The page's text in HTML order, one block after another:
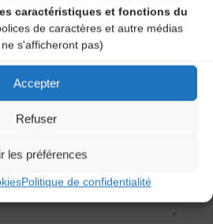
caractéristiques et fonctions du
de caractères et autre médias
s'afficheront pas)
Accepter
Refuser
les préférences
Politique de confidentialité
avec*